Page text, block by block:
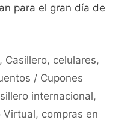
para el gran día de
, Casillero, celulares,
/ Cupones
internacional,
Virtual, compras en